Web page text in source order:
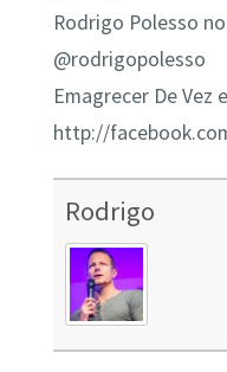
Rodrigo Polesso no
@rodrigopolesso
Emagrecer De Vez
http://
Rodrigo